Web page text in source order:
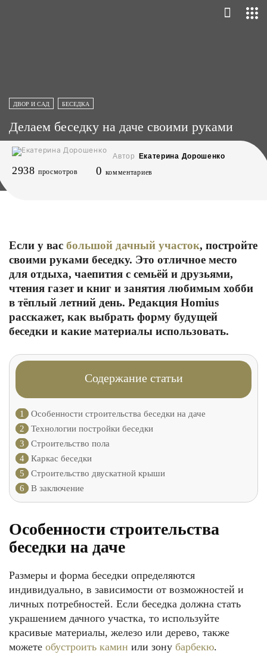
ДВОР И САД БЕСЕДКА
Делаем беседку на даче своими руками
Автор Екатерина Дорошенко
2938 просмотров 0 комментариев
Если у вас большой дачный участок, постройте
своими руками беседку. Это отличное место
для отдыха, чаепития с семьёй и друзьями,
чтения газет и книг и занятия любимым хобби
в тёплый летний день. Редакция Homius
расскажет, как выбрать форму будущей
беседки и какие материалы использовать.
Содержание статьи
1
Особенности строительства беседки на даче
2
Технологии постройки беседки
3
Строительство пола
4
Каркас беседки
5
Строительство двускатной крыши
6
В заключение
Особенности строительства
беседки на даче
Размеры и форма беседки определяются
индивидуально, в зависимости от возможностей и
личных потребностей. Если беседка должна стать
украшением дачного участка, то используйте
красивые материалы, железо или дерево, также
можете обустроить камин или зону барбекю.